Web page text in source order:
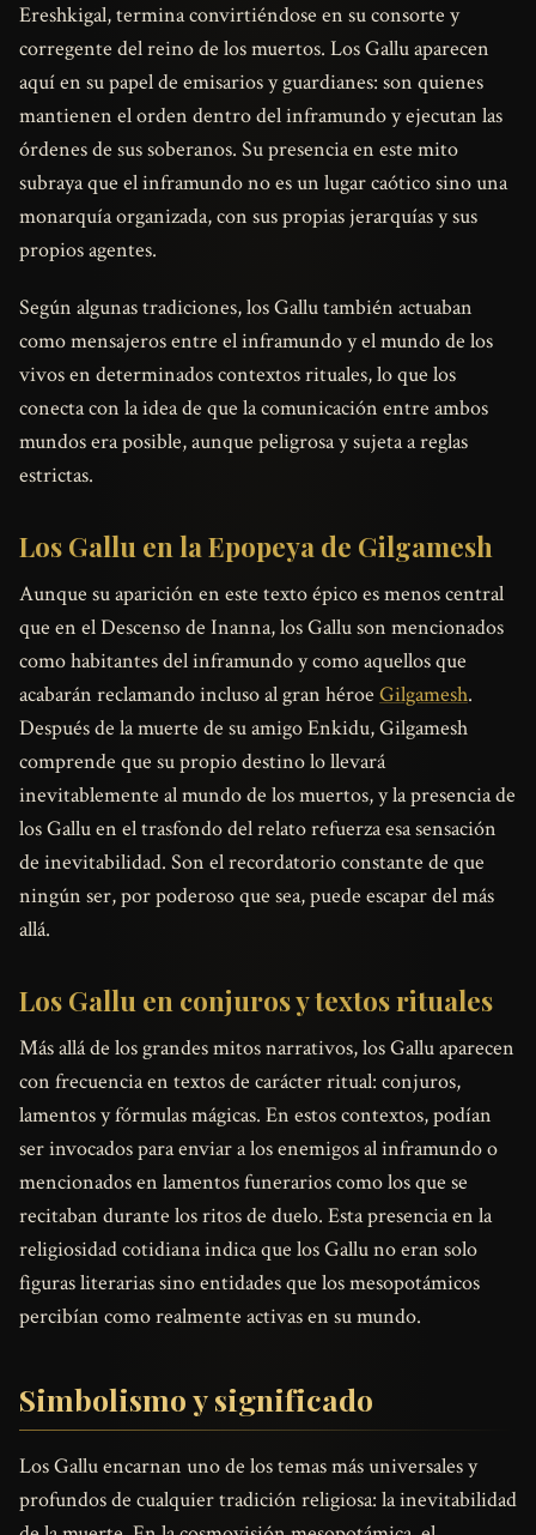
Ereshkigal, termina convirtiéndose en su consorte y
corregente del reino de los muertos. Los Gallu aparecen
aquí en su papel de emisarios y guardianes: son quienes
mantienen el orden dentro del inframundo y ejecutan las
órdenes de sus soberanos. Su presencia en este mito
subraya que el inframundo no es un lugar caótico sino una
monarquía organizada, con sus propias jerarquías y sus
propios agentes.
Según algunas tradiciones, los Gallu también actuaban
como mensajeros entre el inframundo y el mundo de los
vivos en determinados contextos rituales, lo que los
conecta con la idea de que la comunicación entre ambos
mundos era posible, aunque peligrosa y sujeta a reglas
estrictas.
Los Gallu en la Epopeya de Gilgamesh
Aunque su aparición en este texto épico es menos central
que en el Descenso de Inanna, los Gallu son mencionados
como habitantes del inframundo y como aquellos que
acabarán reclamando incluso al gran héroe Gilgamesh.
Después de la muerte de su amigo Enkidu, Gilgamesh
comprende que su propio destino lo llevará
inevitablemente al mundo de los muertos, y la presencia de
los Gallu en el trasfondo del relato refuerza esa sensación
de inevitabilidad. Son el recordatorio constante de que
ningún ser, por poderoso que sea, puede escapar del más
allá.
Los Gallu en conjuros y textos rituales
Más allá de los grandes mitos narrativos, los Gallu aparecen
con frecuencia en textos de carácter ritual: conjuros,
lamentos y fórmulas mágicas. En estos contextos, podían
ser invocados para enviar a los enemigos al inframundo o
mencionados en lamentos funerarios como los que se
recitaban durante los ritos de duelo. Esta presencia en la
religiosidad cotidiana indica que los Gallu no eran solo
figuras literarias sino entidades que los mesopotámicos
percibían como realmente activas en su mundo.
Simbolismo y significado
Los Gallu encarnan uno de los temas más universales y
profundos de cualquier tradición religiosa: la inevitabilidad